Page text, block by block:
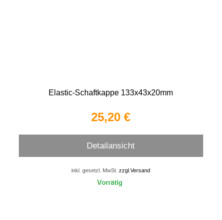
Elastic-Schaftkappe 133x43x20mm
25,20 €
Detailansicht
inkl. gesetzl. MwSt.zzgl.Versand